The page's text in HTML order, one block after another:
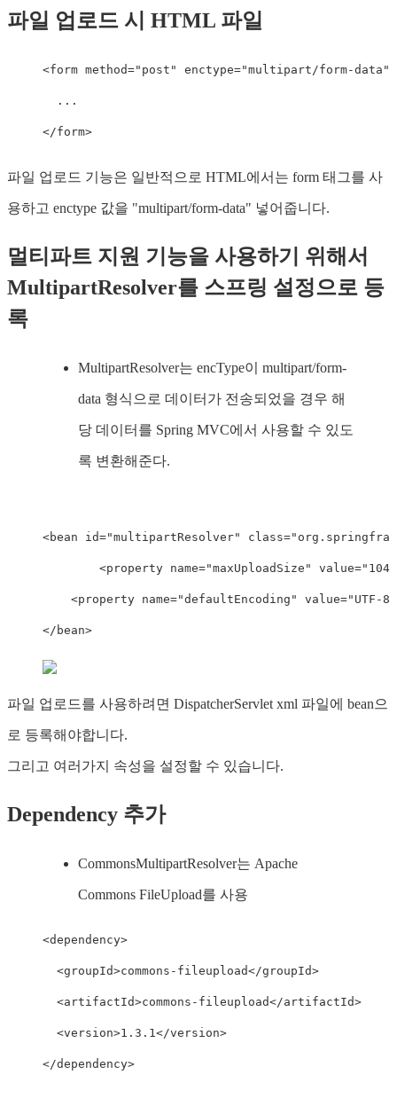
파일 업로드 시 HTML 파일
<form method=" post " enctype="multipart/form-data "
</form>
파일 업로드 기능은 일반적으로 HTML에서는 form 태그를 사
용하고 enctype 값을 "multipart/form-data" 넣어줍니다.
멀티파트 지원 기능을 사용하기 위해서
MultipartResolver를 스프링 설정으로 등
록
MultipartResolver는 encType이 multipart/form-
data 형식으로 데이터가 전송되었을 경우 해
당 데이터를 Spring MVC에서 사용할 수 있도
록 변환해준다.
<bean id="multipartResolver" class=
<property name="maxUploadSize" value=
<property name="defaultEncoding" value="UTF-8"
</ bean>
파일 업로드를 사용하려면 DispatcherServlet xml 파일에 bean으
로 등록해야합니다.
그리고 여러가지 속성을 설정할 수 있습니다.
Dependency 추가
CommonsMultipartResolver는 Apache
Commons FileUpload를 사용
<dependency>
<groupId>commons-fileupload</groupId>
<artifactId>commons-fileupload</artifactId>
<version>1.3.1 </version>
</dependency>